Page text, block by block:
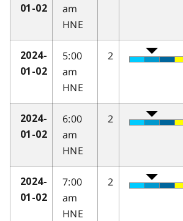
01-02
am
HNE
2024-
01-02
5:00
am
HNE
2
2024-
01-02
6:00
am
HNE
2
2024-
01-02
7:00
am
HNE
2